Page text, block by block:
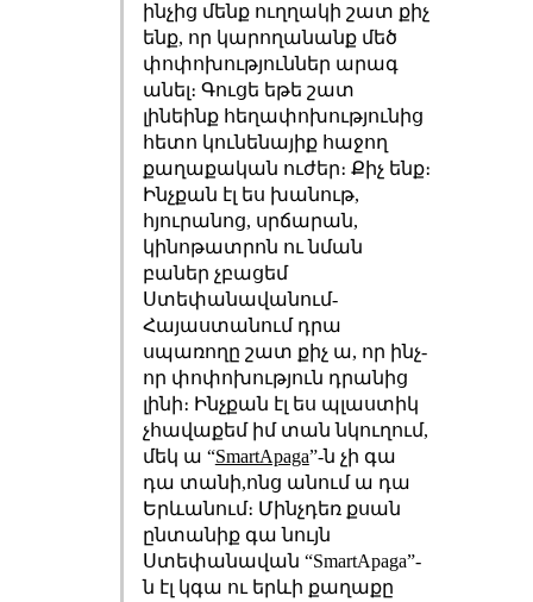
ինչից մենք ուղղակի շատ քիչ
ենք, որ կարողանանք մեծ
փոփոխություններ արագ
անել։ Գուցե եթե շատ
լինեինք հեղափոխությունից
հետո կունենայիք հաջող
քաղաքական ուժեր։ Քիչ ենք։
Ինչքան էլ ես խանութ,
հյուրանոց, սրճարան,
կինոթատրոն ու նման
բաներ չբացեմ
Ստեփանավանում-
Հայաստանում դրա
սպառողը շատ քիչ ա, որ ինչ-
որ փոփոխություն դրանից
լինի։ Ինչքան էլ ես պլաստիկ
չհավաքեմ իմ տան նկուղում,
մեկ ա “SmartApaga”-ն չի գա
դա տանի,ոնց անում ա դա
Երևանում։ Մինչդեռ քսան
ընտանիք գա նույն
Ստեփանավան “SmartApaga”-
ն էլ կգա ու երևի քաղաքը